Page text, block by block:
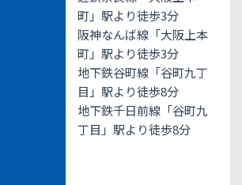
町」駅より徒歩3分
阪神なんば線「大阪上本
町」駅より徒歩3分
地下鉄谷町線「谷町九丁
目」駅より徒歩8分
地下鉄千日前線「谷町九
丁目」駅より徒歩8分